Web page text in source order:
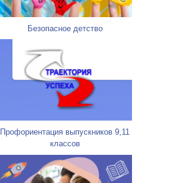
Безопасное детство
Профориентация выпускников 9,11
классов